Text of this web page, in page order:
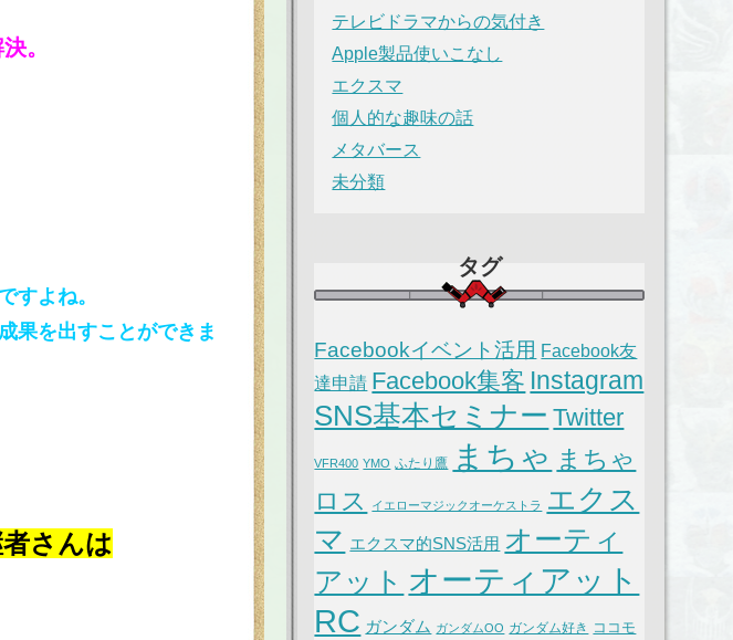
。
すよね。
果を出すことができま
さんは
テレビドラマからの気付き
Apple製品使いこなし
エクスマ
個人的な趣味の話
メタバース
未分類
タグ
Facebookイベント活用 Facebook友
達申請 Facebook集客 Instagram
SNS基本セミナー Twitter
VFR400 YMO ふたり鷹 まちゃ まちゃ
ロス
イエローマジックオーケストラ
エクス
マ エクスマ的SNS活用 オーティ
アット オーティアット
RC ガンダム ガンダムOO ガンダム好き ココモ